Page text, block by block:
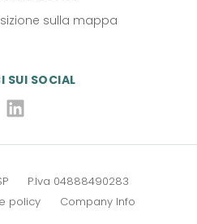
sulla mappa
SUI SOCIAL
Linkedin
P.Iva 04888490283
policy
Company Info